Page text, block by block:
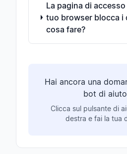
La pagina di
tuo browser blocca i
cosa fare?
Hai ancora una
bot di
Clicca sul pulsante di
destra e fai la tua